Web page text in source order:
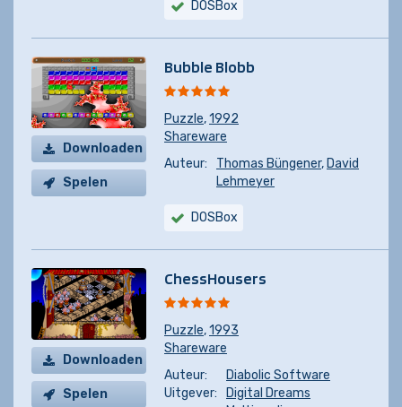
DOSBox
Downloaden
Spelen
Bubble Blobb
Puzzle,1992
Shareware
Auteur:
Thomas Büngener,David
Lehmeyer
DOSBox
Downloaden
Spelen
ChessHousers
Puzzle,1993
Shareware
Auteur:
Diabolic Software
Uitgever:
Digital Dreams